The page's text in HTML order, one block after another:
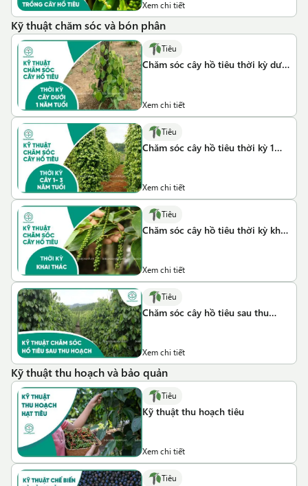
Xem chi tiết
Kỹ thuật chăm sóc và bón phân
Tiêu
Chăm sóc cây hồ tiêu thời kỳ dưới
Xem chi tiết
Tiêu
Chăm sóc cây hồ tiêu thời kỳ 1
Xem chi tiết
Tiêu
Chăm sóc cây hồ tiêu thời kỳ khai
Xem chi tiết
Tiêu
Chăm sóc cây hồ tiêu sau thu
Xem chi tiết
Kỹ thuật thu hoạch và bảo quản
Tiêu
Kỹ thuật thu hoạch tiêu
Xem chi tiết
Tiêu